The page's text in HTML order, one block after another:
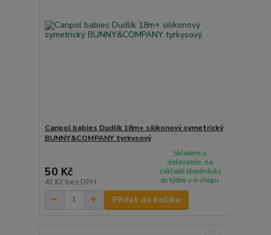
Canpol babies Dudlík 18m+ silikonový symetrický
BUNNY&COMPANY tyrkysový
50 Kč
41 Kč bez DPH
Skladem u
dodavatele, na
základě objednávky
do týdne v e-shopu
Přidat do košíku